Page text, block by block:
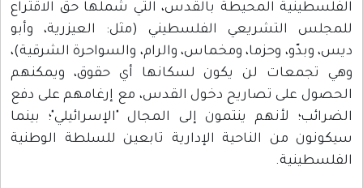
الفلسطينية المحيطة بالقدس، التي شملها حق الاقتراع
للمجلس التشريعي الفلسطيني (مثل: العيزرية، وأبو
ديس، وبدّو، وحزما، ومخماس، والرام، والسواحرة الشرقية)،
وهي تجمعات لن يكون لسكانها أي حقوق، ويمكنهم
الحصول على تصاريح دخول القدس، مع إرغامهم على دفع
الضرائب؛ لأنهم ينتمون إلى المجال "الإسرائيلي"؛ بينما
سيكونون من الناحية الإدارية تابعين للسلطة الوطنية
الفلسطينية.